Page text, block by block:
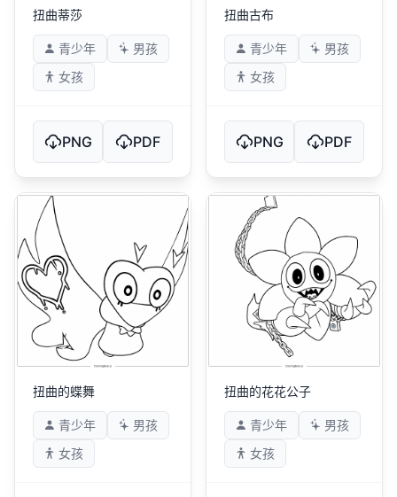
扭曲蒂莎
青少年
男孩
女孩
PNG PDF
扭曲古布
青少年
男孩
女孩
PNG PDF
扭曲的蝶舞
青少年
男孩
女孩
扭曲的花花公子
青少年
男孩
女孩